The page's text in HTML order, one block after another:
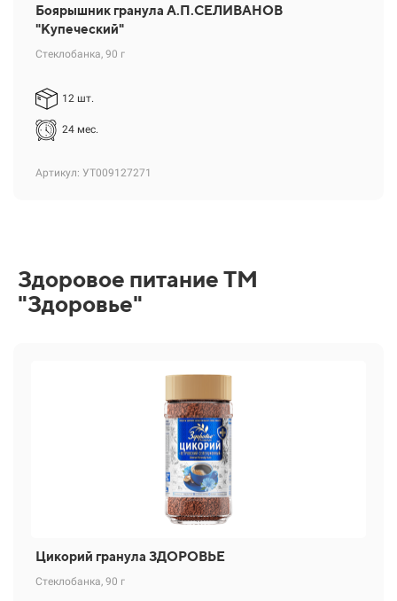
Боярышник гранула А.П.СЕЛИВАНОВ
"Купеческий"
Стеклобанка, 90 г
12 шт.
24 мес.
Артикул: УТ009127271
Здоровое питание ТМ
"Здоровье"
Цикорий гранула ЗДОРОВЬЕ
Стеклобанка, 90 г